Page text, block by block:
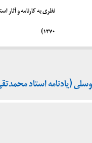
نظری به کارنامه و آثار
۱۳۷۰)
(یادنامه استاد محمدتقی